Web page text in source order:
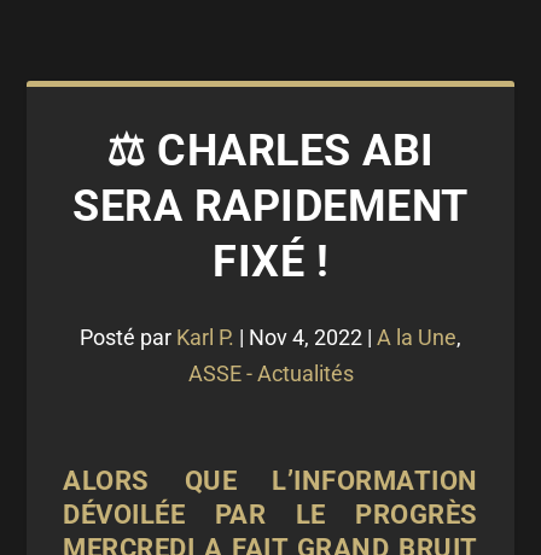
⚖️ CHARLES ABI
SERA RAPIDEMENT
FIXÉ !
Posté par Karl P. | Nov 4, 2022 | A la Une,
ASSE - Actualités
ALORS QUE L’INFORMATION
DÉVOILÉE PAR LE PROGRÈS
MERCREDI A FAIT GRAND BRUIT